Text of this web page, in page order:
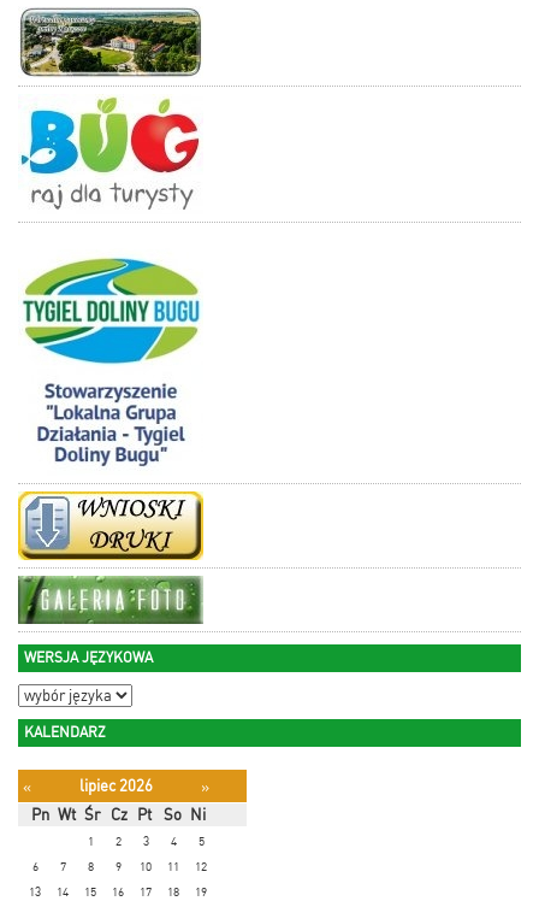
WERSJA JĘZYKOWA
KALENDARZ
« lipiec 2026
»
Pn Wt Śr Cz Pt So Ni
1 2 3 4
5
6
7 8 9 10 11
12
13
14 15 16 17 18 19